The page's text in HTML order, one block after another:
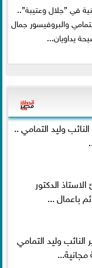
في ”جلال وعتيبة”..
والبروفيسور جمال
يداويان...
وليد التمامي ..
الدكتور
باعمال ...
وليد التمامي